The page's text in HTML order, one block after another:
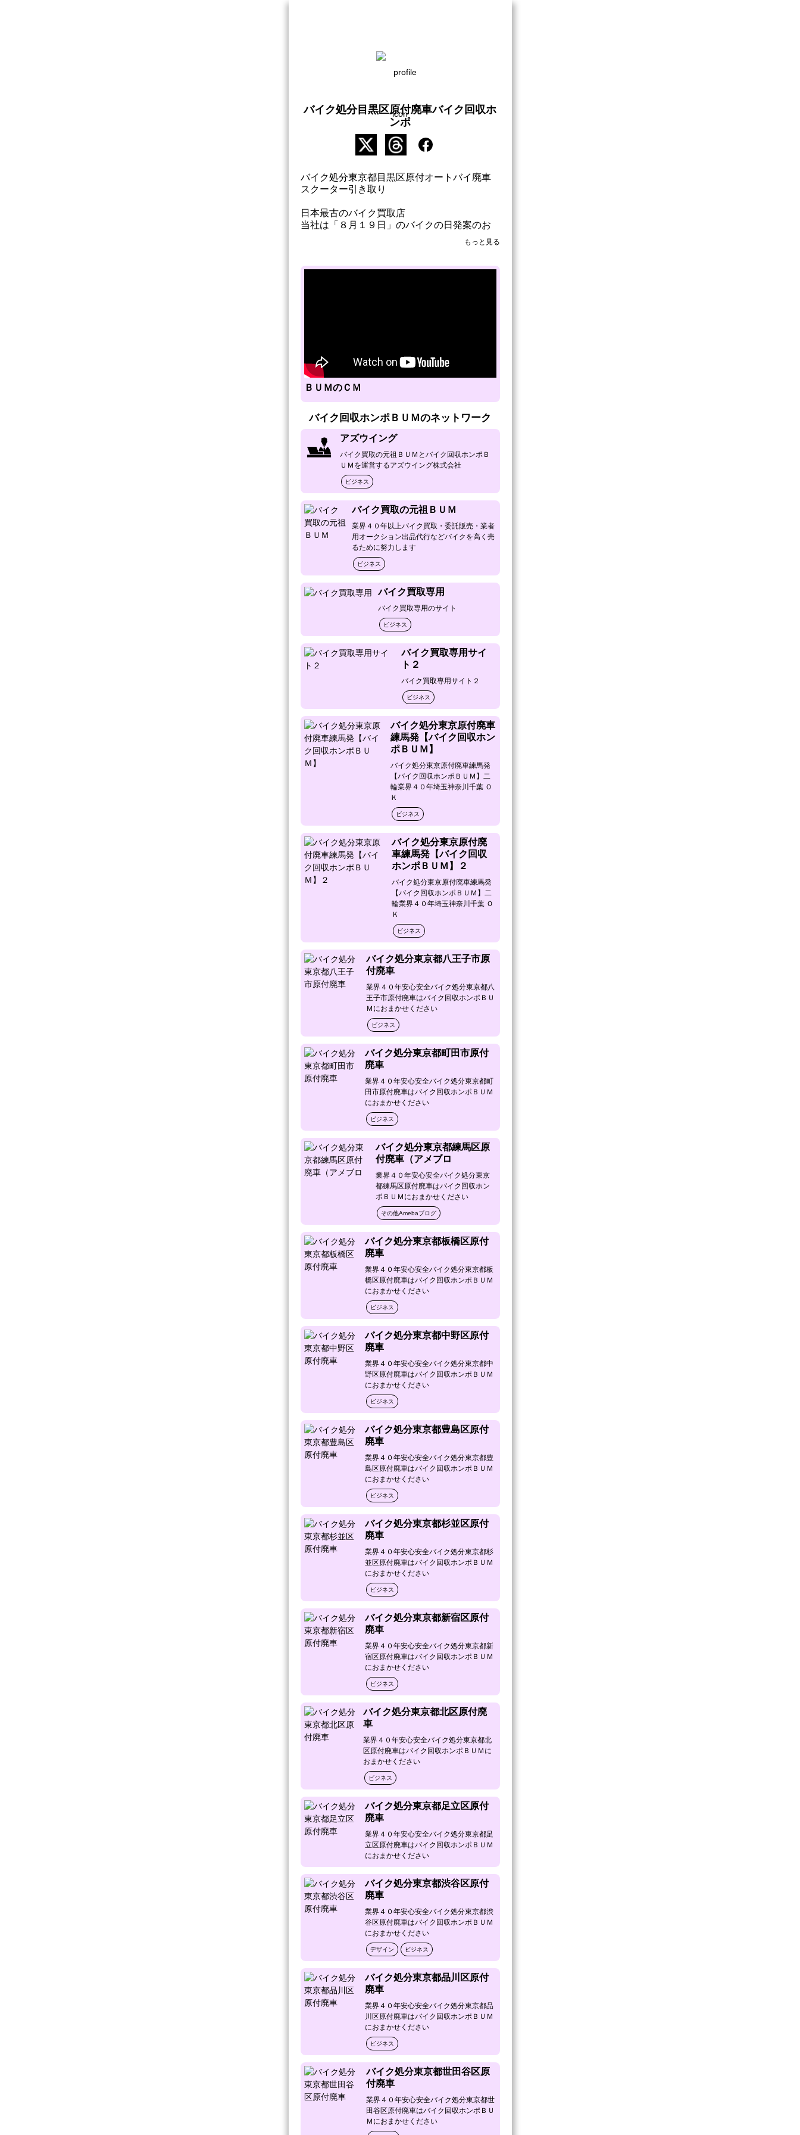
バイク処分目黒区原付廃車バイク回収ホ
ンポ
バイク処分東京都目黒区原付オートバイ廃車
スクーター引き取り
日本最古のバイク買取店
当社は「８月１９日」のバイクの日発案のお
おかげさまで
東京23区内・東京都下 埼玉県南部・神奈川県
東部・千葉県西部など
※上記以外も対応できる場合も御座いますの
で、
お気軽にお問合せ下さい。
バイク・オートバイ・原付を素早く回収いた
します。
創業４０年以上の
当社では引取時のトラブルは皆無です。
・無料「完全無料」と記載しているから問合
せしてみたが「対象外なので回収出来ない」
と断わられた。
※やはり車両や車両状況・年代によって無料
でお引取りできない車両も存在するのは、
事実です。その様な業者さんにご依頼して
みて断わられてしまった。または処分費用が
かなり高額な請求をされたと、かなりの数お
聞きしていることも事実。
バイク回収ホンポＢＵＭでは基本的無料回
収できる車両が９．９割とほとんどですが、
ごくまれに処分費用が発生してしまう車両も
ありますが廃車費用業界ＮＯ．１を目指して
高額な処分費用の請求ありません。
※事前にお電話でお聞きした車両状況と全
く違う場合はのぞきます。
例：お電話でお聞きしたときは欠品がな
いとお聞きしたけど、タイヤがついてなく
押してトラックに乗せられない状況
・トラックにバイクを積んでからの処分費用
の請求もありません。
※過去に当社をご利用になる前に他の車両
を他社でバイク処分を依頼した
お客様からお聞きしたのですが、
原付バイクの処分で依頼した業者で事
前に無料回収か有料処分かを
その業者スタッフに聞いた時にゴニョ
ゴニョと曖昧な返事。
トラックに積み込んでから処分費用を
請求され、聞いていないから
トラックから降ろしてと頼んだとこ
ろ、降ろし代を請求されたそうです。
・後日請求書が届くというのもございませ
※この事案も当社ご利用になったお客様が
過去に別の車両の引取りを他社で依頼
したときに
業者が原付バイクを持ち帰るときには
請求書のことを言わず。
１週間ほどしてから原付バイクの処分
費用が届いたそうです。
・引き取ったバイク・原付を当社店舗に帰る
途中など、どこかに捨てていきません。
※過去に当社をご利用になる前に他の車両
を他社でバイク処分を依頼した
お客様からお聞きしたのですが、
処分費用がかかることは承諾の上で回
収業者に依頼し、
原付バイクを処分してもらったそうな
約２週間ほどしてから、警察署から電
話があり、
「あなたのバイクが公園に置き去りに
なっているのを警察署まで持ってきましたの
で、
取りに来てください」と、
処分依頼して業者に持っていってもら
ったはずのバイクを警察署に取りに行き
近所のバイク屋さんで再度処分費用を
お支払いして処分したそうです。
（・上記の内容は実際に、お客様から聞いた
実話をもとにお伝えしています）
ＢＵＭでは、 基本的処分費用無料です。
万が一処分費用が発生しても
バイク回収・原付処分費用で
東京都目黒区内 他、神奈川・埼玉県・東京
都・千葉県 ＮＯ．１の
最安値を目指しています。
当社ではネット広告掲載や雑誌広告をできる
だけ使用していないため、
より無料回収・激安処分費用を実現しまし
バイク回収ホンポＢＵＭ（バム）
０１２０－５７－６４１１
東京都練馬区旭丘１－１９－３
店舗営業時間　１２：００から１９：３０
電話受付　１０：００から２２：３０
店舗木曜日定休
（木曜日は、１１：００～１８：００電話受
付のみ）
バイク・オートバイの処分・回収費用は
東京都目黒区内ＮＯ，１の安さをめざしてお
乗っている時は便利な乗物のバイク
でも、乗らなくなったら、
ご自宅の敷地では大きな荷物になってしまい
ますよね。
お困りの方にＢＵＭは強い味方になります＾
ＢＵＭでは、 もう乗っていらっしゃらない
不要なバイクなどの、 不動になったバイク
を、
無料または激安にて、
処分・引取り・回収・撤去を行っておりま
こんなかわいそうな バイクに、なっていませ
んか？
・自宅ガレージに置きっぱなし・・。
・駐輪場に置いたまま・・。
・私道に長年置きっぱなしのため、ご近所の
方々にご迷惑をかけてしまる・・。
・いつかは乗ろうと思って早数年たったけ
ど、やっぱり乗らない・・。
・カギを紛失し、乗らなくなってしまっ
た・・。
不要なバイク回収・廃車・引取り・処分・撤
去は、
長年の経験を持つＢＵＭ（バム）アズウイン
グ㈱に 依頼して頂けたら、
格安・もしくは無料にて回収致します。
出来ますので、ご安心下さい。
引越・リフォーム・改装時に、
バイクが動かず、
処分に お困りな時も、
急いで駆けつけます！！
もっと見る
ＢＵＭのＣＭ
バイク回収ホンポＢＵＭのネットワーク
アズウイング
バイク買取の元祖ＢＵＭとバイク回収ホンポＢ
ＵＭを運営するアズウイング株式会社
ビジネス
バイク買取の元祖ＢＵＭ
業界４０年以上バイク買取・委託販売・業者
用オークション出品代行などバイクを高く売
るために努力します
ビジネス
バイク買取専用
バイク買取専用のサイト
ビジネス
バイク買取専用サイ
ト２
バイク買取専用サイト２
ビジネス
バイク処分東京原付廃車
練馬発【バイク回収ホン
ポＢＵＭ】
バイク処分東京原付廃車練馬発
【バイク回収ホンポＢＵＭ】二
輪業界４０年埼玉神奈川千葉 Ｏ
Ｋ
ビジネス
バイク処分東京原付廃
車練馬発【バイク回収
ホンポＢＵＭ】２
バイク処分東京原付廃車練馬発
【バイク回収ホンポＢＵＭ】二
輪業界４０年埼玉神奈川千葉 Ｏ
Ｋ
ビジネス
バイク処分東京都八王子市原
付廃車
業界４０年安心安全バイク処分東京都八
王子市原付廃車はバイク回収ホンポＢＵ
Ｍにおまかせください
ビジネス
バイク処分東京都町田市原付
廃車
業界４０年安心安全バイク処分東京都町
田市原付廃車はバイク回収ホンポＢＵＭ
におまかせください
ビジネス
バイク処分東京都練馬区原
付廃車（アメブロ
業界４０年安心安全バイク処分東京
都練馬区原付廃車はバイク回収ホン
ポＢＵＭにおまかせください
その他Amebaブログ
バイク処分東京都板橋区原付
廃車
業界４０年安心安全バイク処分東京都板
橋区原付廃車はバイク回収ホンポＢＵＭ
におまかせください
ビジネス
バイク処分東京都中野区原付
廃車
業界４０年安心安全バイク処分東京都中
野区原付廃車はバイク回収ホンポＢＵＭ
におまかせください
ビジネス
バイク処分東京都豊島区原付
廃車
業界４０年安心安全バイク処分東京都豊
島区原付廃車はバイク回収ホンポＢＵＭ
におまかせください
ビジネス
バイク処分東京都杉並区原付
廃車
業界４０年安心安全バイク処分東京都杉
並区原付廃車はバイク回収ホンポＢＵＭ
におまかせください
ビジネス
バイク処分東京都新宿区原付
廃車
業界４０年安心安全バイク処分東京都新
宿区原付廃車はバイク回収ホンポＢＵＭ
におまかせください
ビジネス
バイク処分東京都北区原付廃
車
業界４０年安心安全バイク処分東京都北
区原付廃車はバイク回収ホンポＢＵＭに
おまかせください
ビジネス
バイク処分東京都足立区原付
廃車
業界４０年安心安全バイク処分東京都足
立区原付廃車はバイク回収ホンポＢＵＭ
におまかせください
バイク処分東京都渋谷区原付
廃車
業界４０年安心安全バイク処分東京都渋
谷区原付廃車はバイク回収ホンポＢＵＭ
におまかせください
デザイン ビジネス
バイク処分東京都品川区原付
廃車
業界４０年安心安全バイク処分東京都品
川区原付廃車はバイク回収ホンポＢＵＭ
におまかせください
ビジネス
バイク処分東京都世田谷区原
付廃車
業界４０年安心安全バイク処分東京都世
田谷区原付廃車はバイク回収ホンポＢＵ
Ｍにおまかせください